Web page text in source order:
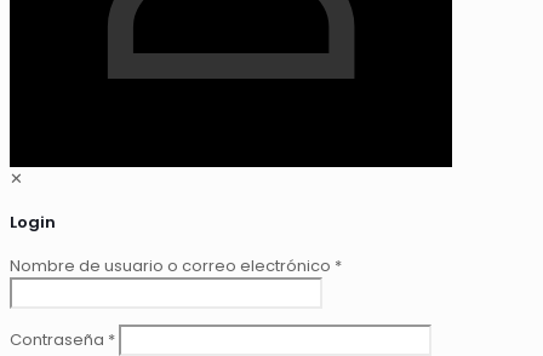
✕
Login
Nombre de usuario o correo electrónico *
Contraseña *